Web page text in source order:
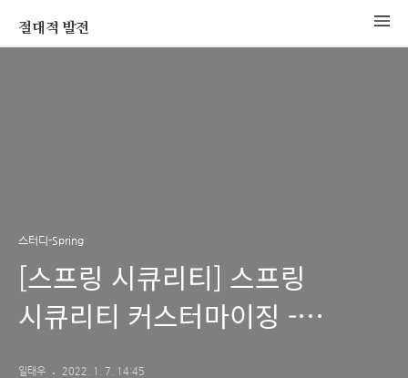
절대적 발전
스터디-Spring
[스프링 시큐리티] 스프링
시큐리티 커스터마이징 -
일태우 2022. 1. 7. 14:45